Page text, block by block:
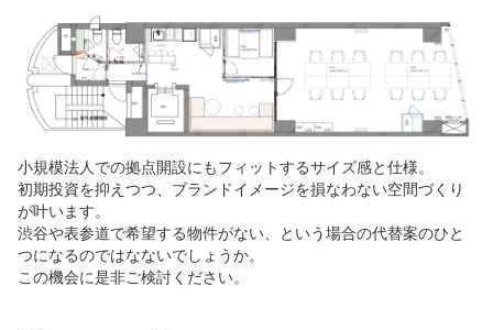
小規模法人での拠点開設にもフィットするサイズ感と仕様。
初期投資を抑えつつ、ブランドイメージを損なわない空間づくり
が叶います。
渋谷や表参道で希望する物件がない、という場合の代替案のひと
つになるのではなないでしょうか。
この機会に是非ご検討ください。